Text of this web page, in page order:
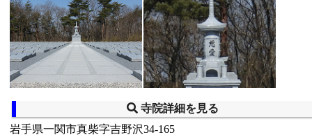
寺院詳細を見る
岩手県一関市真柴字吉野沢34-165